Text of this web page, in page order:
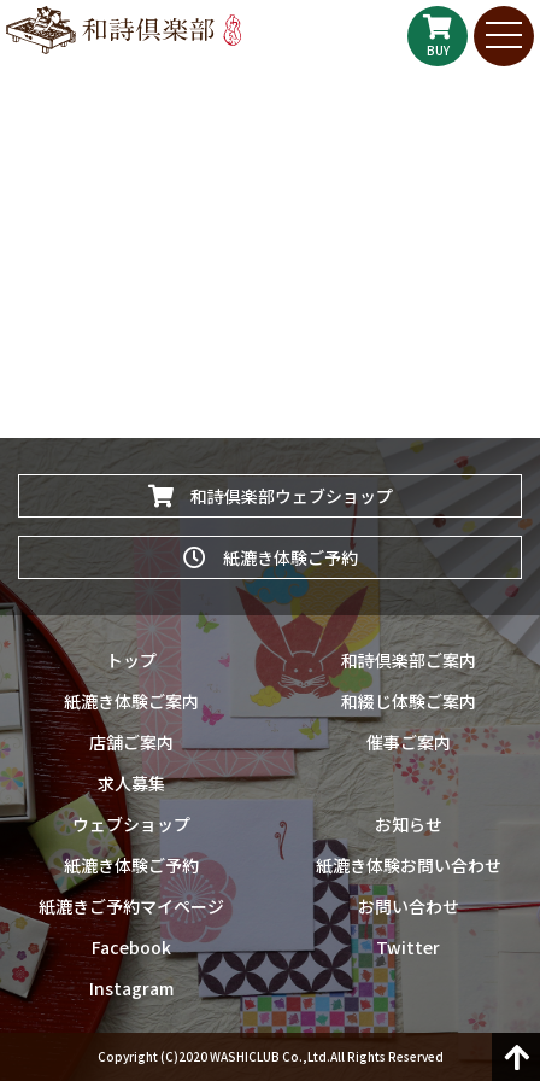
BUY
和詩倶楽部ウェブショップ
紙漉き体験ご予約
トップ
和詩倶楽部ご案内
紙漉き体験ご案内
和綴じ体験ご案内
店舗ご案内
催事ご案内
求人募集
ウェブショップ
お知らせ
紙漉き体験ご予約
紙漉き体験お問い合わせ
紙漉きご予約マイページ
お問い合わせ
Facebook
Twitter
Instagram
Copyright (C)2020 WASHICLUB Co.,Ltd.All Rights Reserved